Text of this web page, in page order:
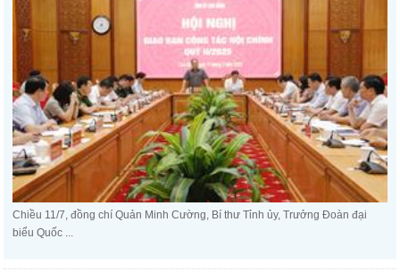
Chiều 11/7, đồng chí Quản Minh Cường, Bí thư Tỉnh ủy, Trưởng Đoàn đại
biểu Quốc ...